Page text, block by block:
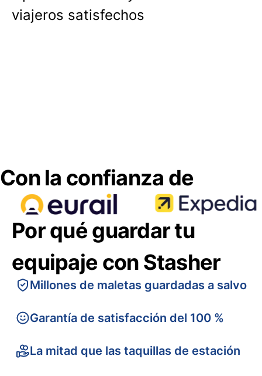
viajeros satisfechos
Con la confianza de
Por qué guardar tu
equipaje con Stasher
Millones de maletas guardadas a salvo
Garantía de satisfacción del 100 %
La mitad que las taquillas de estación